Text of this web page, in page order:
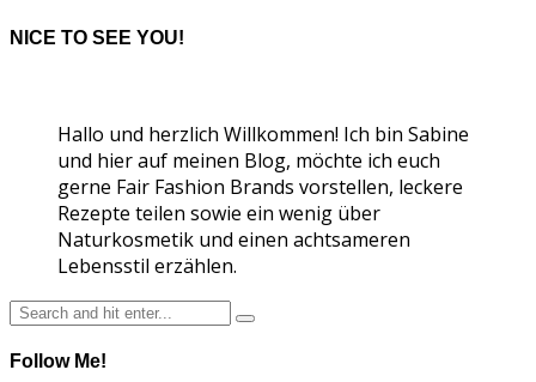
NICE TO SEE YOU!
Hallo und herzlich Willkommen! Ich bin Sabine
und hier auf meinen Blog, möchte ich euch
gerne Fair Fashion Brands vorstellen, leckere
Rezepte teilen sowie ein wenig über
Naturkosmetik und einen achtsameren
Lebensstil erzählen.
Follow Me!